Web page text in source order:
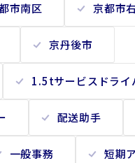
市南区 京都市
京丹後市
1.5tサービスドライ
配送助手
一般事務 短期